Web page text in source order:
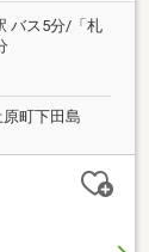
バス5分/「札
町下田島